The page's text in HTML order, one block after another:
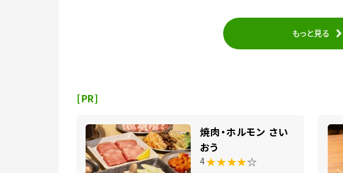
もっと見る
[PR]
焼肉・ホルモン さい
おう
4★★★★☆